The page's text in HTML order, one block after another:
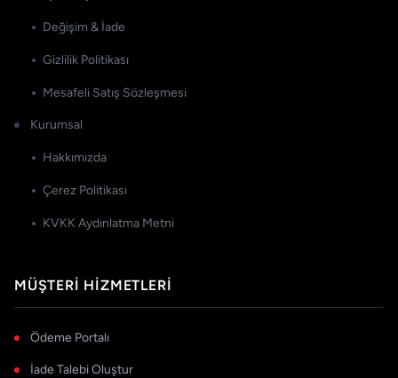
Değişim & İade
Gizlilik Politikası
Mesafeli Satış Sözleşmesi
Kurumsal
Hakkımızda
Çerez Politikası
KVKK Aydınlatma Metni
MÜŞTERI HIZMETLERI
Ödeme Portalı
İade Talebi Oluştur